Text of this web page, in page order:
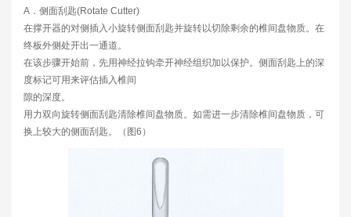
A．侧面刮匙(Rotate Cutter)
在撑开器的对侧插入小旋转侧面刮匙并旋转以切除剩余的椎间盘物质。在
终板外侧处开出一通道。
在该步骤开始前，先用神经拉钩牵开神经组织加以保护。侧面刮匙上的深
度标记可用来评估插入椎间
隙的深度。
用力双向旋转侧面刮匙清除椎间盘物质。如需进一步清除椎间盘物质，可
换上较大的侧面刮匙。（图6）